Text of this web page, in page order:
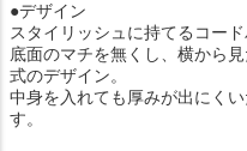
●デザイン
スタイリッシュに持てるコード
底面のマチを無くし、横から
式のデザイン。
中身を入れても厚みが出にく
す。